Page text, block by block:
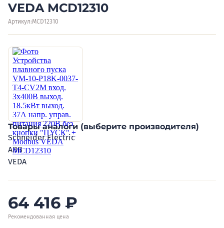
VEDA MCD12310
Артикул:MCD12310
Товары аналоги (выберите производителя)
Schneider Electric
ABB
VEDA
64 416 ₽
Рекомендованная цена